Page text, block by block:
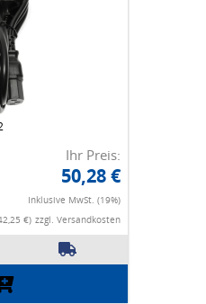
Ihr Preis:
50,28 €
Inklusive MwSt. (19%)
€) zzgl. Versandkosten